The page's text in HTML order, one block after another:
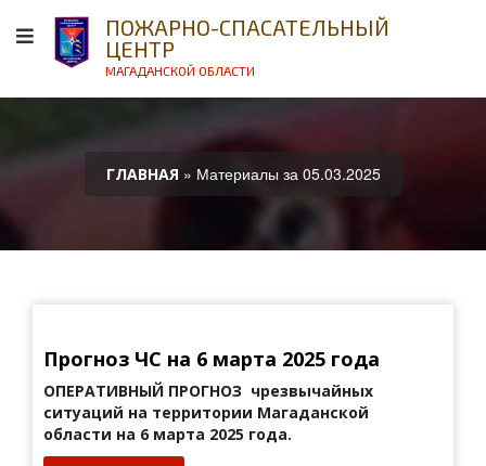
ПОЖАРНО-СПАСАТЕЛЬНЫЙ
ЦЕНТР
МАГАДАНСКОЙ ОБЛАСТИ
ГЛАВНАЯ » Материалы за 05.03.2025
Прогноз ЧС на 6 марта 2025 года
ОПЕРАТИВНЫЙ ПРОГНОЗ чрезвычайных
ситуаций на территории Магаданской
области на 6 марта 2025 года.